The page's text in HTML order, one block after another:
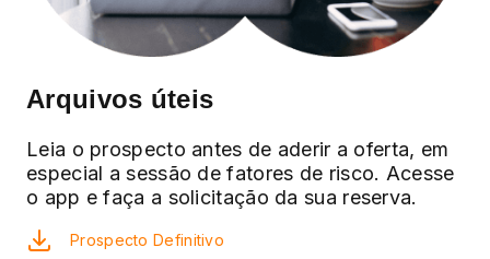
Arquivos úteis
Leia o prospecto antes de aderir a oferta, em
especial a sessão de fatores de risco. Acesse
o app e faça a solicitação da sua reserva.
Prospecto Definitivo